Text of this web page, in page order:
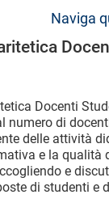
Naviga
Docenti
numero di
delle attività
e la qualità
e
di studenti e